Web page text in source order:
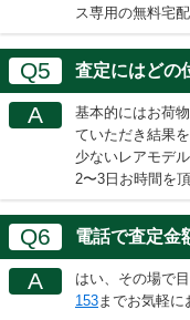
ス専用の無料宅
Q5 査定にはどの
A
基本的にはお荷
ていただき結果
少ないレアモデ
2〜3日お時間を
Q6 電話で査定金
A はい、その場で
153 までお気軽に